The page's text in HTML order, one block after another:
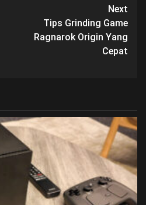
Next
Tips Grinding Game
Ragnarok Origin Yang
Cepat